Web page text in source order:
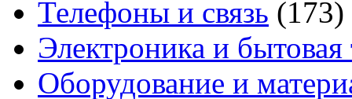
Телефоны и связь (173)
Электроника и бытовая
Оборудование и